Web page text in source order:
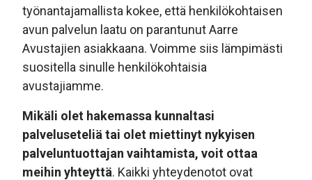
työnantajamallista kokee, että henkilökohtaisen
avun palvelun laatu on parantunut Aarre
Avustajien asiakkaana. Voimme siis lämpimästi
suositella sinulle henkilökohtaisia
avustajiamme.
Mikäli olet hakemassa kunnaltasi
palveluseteliä tai olet miettinyt nykyisen
palveluntuottajan vaihtamista, voit ottaa
meihin yhteyttä. Kaikki yhteydenotot ovat